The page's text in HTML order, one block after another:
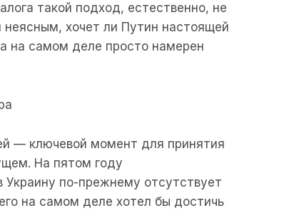
такой подход, естественно, не
неясным, хочет ли Путин настоящей
на самом деле просто намерен
— ключевой момент для принятия
На пятом году
по-прежнему отсутствует
на самом деле хотел бы достичь